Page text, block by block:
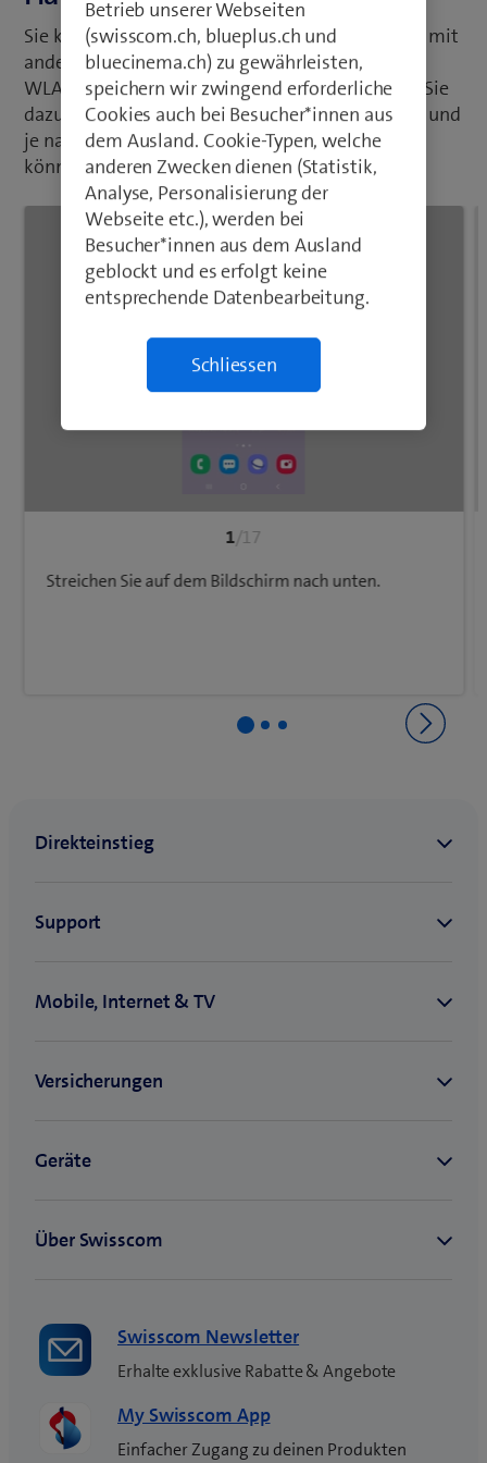
Sie können die Internetverbindung Ihres Handys mit
anderen Geräten teilen, wenn Sie Ihr Handy als
WLAN-Hotspot nutzen. Bitte beachten Sie, dass Sie
dazu eine mobile Internetverbindung benötigen und
je nach Abonnement weitere Kosten anfallen
können.
1 /17
Streichen Sie auf dem Bildschirm nach unten.
Swisscom Newsletter
Erhalte exklusive Rabatte & Angebote
My Swisscom App
Einfacher Zugang zu deinen Produkten
Betrieb unserer Webseiten
(swisscom.ch, blueplus.ch und
bluecinema.ch) zu gewährleisten,
speichern wir zwingend erforderliche
Cookies auch bei Besucher*innen aus
dem Ausland. Cookie-Typen, welche
anderen Zwecken dienen (Statistik,
Analyse, Personalisierung der
Webseite etc.), werden bei
Besucher*innen aus dem Ausland
geblockt und es erfolgt keine
entsprechende Datenbearbeitung.
Schliessen